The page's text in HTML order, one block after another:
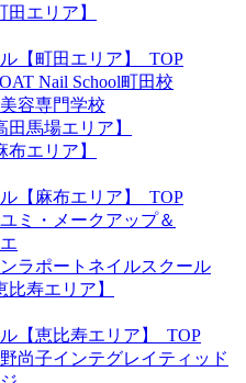
エリア】
【町田エリア】_TOP
Nail School町田校
容専門学校
馬場エリア】
エリア】
【麻布エリア】_TOP
ミ・メークアップ＆
ンラポートネイルスクール
寿エリア】
【恵比寿エリア】_TOP
野尚子インテグレイティッド